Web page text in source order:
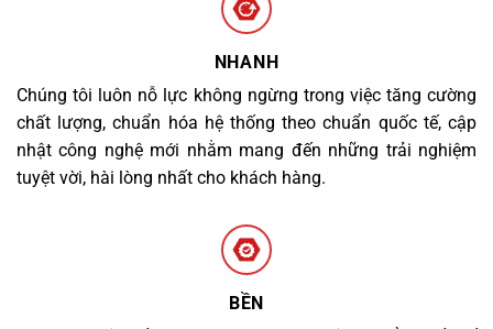
NHANH
Chúng tôi luôn nỗ lực không ngừng trong việc tăng cường
chất lượng, chuẩn hóa hệ thống theo chuẩn quốc tế, cập
nhật công nghệ mới nhằm mang đến những trải nghiệm
tuyệt vời, hài lòng nhất cho khách hàng.
BỀN